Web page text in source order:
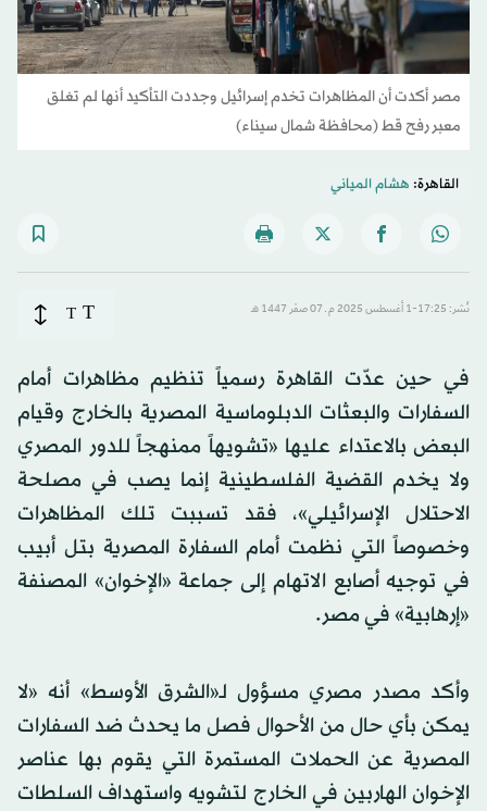
مصر أكدت أن المظاهرات تخدم إسرائيل وجددت التأكيد أنها لم تغلق
معبر رفح قط (محافظة شمال سيناء)
القاهرة: هشام المياني
نُشر: 17:25-1 أغسطس 2025 م ـ 07 صفَر 1447 هـ T
T
في حين عدّت القاهرة رسمياً تنظيم مظاهرات أمام
السفارات والبعثات الدبلوماسية المصرية بالخارج وقيام
البعض بالاعتداء عليها «تشويهاً ممنهجاً للدور المصري
ولا يخدم القضية الفلسطينية إنما يصب في مصلحة
الاحتلال الإسرائيلي»، فقد تسببت تلك المظاهرات
وخصوصاً التي نظمت أمام السفارة المصرية بتل أبيب
في توجيه أصابع الاتهام إلى جماعة «الإخوان» المصنفة
«إرهابية» في مصر.
وأكد مصدر مصري مسؤول لـ«الشرق الأوسط» أنه «لا
يمكن بأي حال من الأحوال فصل ما يحدث ضد السفارات
المصرية عن الحملات المستمرة التي يقوم بها عناصر
الإخوان الهاربين في الخارج لتشويه واستهداف السلطات